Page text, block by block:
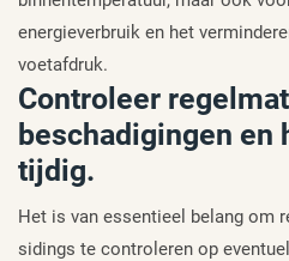
energieverbruik en het
voetafdruk.
Controleer
beschadigingen en
tijdig.
Het is van essentieel belang om
sidings te controleren op